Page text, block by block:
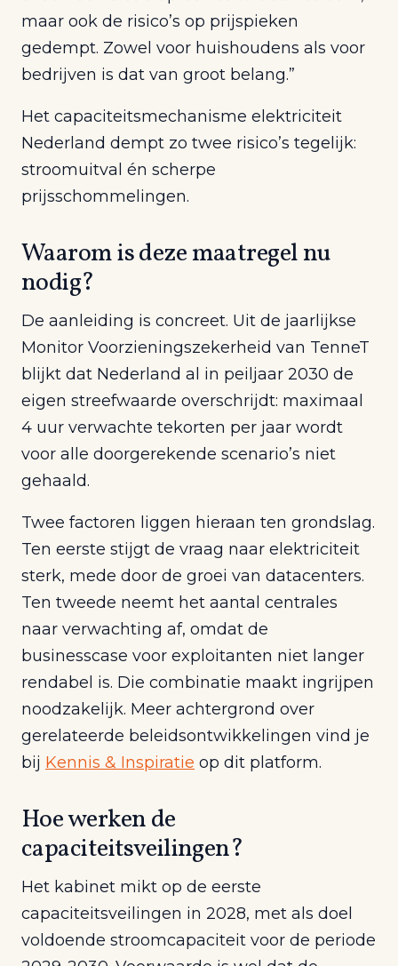
maar ook de risico’s op prijspieken
gedempt. Zowel voor huishoudens als voor
bedrijven is dat van groot belang.”
Het capaciteitsmechanisme elektriciteit
Nederland dempt zo twee risico’s tegelijk:
stroomuitval én scherpe
prijsschommelingen.
Waarom is deze maatregel nu
nodig?
De aanleiding is concreet. Uit de jaarlijkse
Monitor Voorzieningszekerheid van TenneT
blijkt dat Nederland al in peiljaar 2030 de
eigen streefwaarde overschrijdt: maximaal
4 uur verwachte tekorten per jaar wordt
voor alle doorgerekende scenario’s niet
gehaald.
Twee factoren liggen hieraan ten grondslag.
Ten eerste stijgt de vraag naar elektriciteit
sterk, mede door de groei van datacenters.
Ten tweede neemt het aantal centrales
naar verwachting af, omdat de
businesscase voor exploitanten niet langer
rendabel is. Die combinatie maakt ingrijpen
noodzakelijk. Meer achtergrond over
gerelateerde beleidsontwikkelingen vind je
bij Kennis & Inspiratie op dit platform.
Hoe werken de
capaciteitsveilingen?
Het kabinet mikt op de eerste
capaciteitsveilingen in 2028, met als doel
voldoende stroomcapaciteit voor de periode